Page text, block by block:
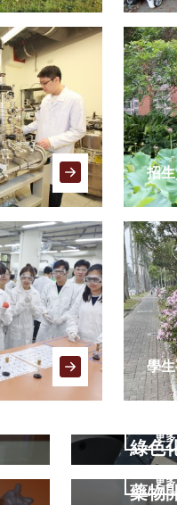
招
學
綠色
更多
藥物
更多